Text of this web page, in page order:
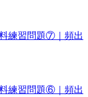
料練習問題⑦｜頻出
料練習問題⑥｜頻出